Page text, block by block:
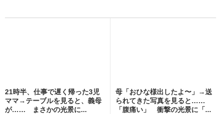
21時半、仕事で遅く帰った3児
ママ→テーブルを見ると、義母
が…… まさかの光景に...
母「おひな様出したよ〜」→送
られてきた写真を見ると……
「腹痛い」 衝撃の光景に「...